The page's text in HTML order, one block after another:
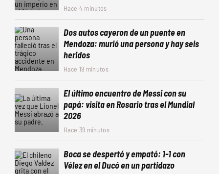
Hace 4 minutos
Dos autos cayeron de un puente en
Mendoza: murió una persona y hay seis
heridos
Hace 19 minutos
El último encuentro de Messi con su
papá: visita en Rosario tras el Mundial
2026
Hace 39 minutos
Boca se despertó y empató: 1-1 con
Vélez en el Ducó en un partidazo